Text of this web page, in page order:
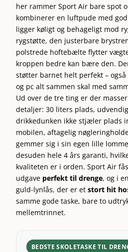
her rammer Sport Air bare spot
kombinerer en luftpude med
ligger køligt og behageligt mod
rygstøtte, den justerbare
polstrede hoftebælte flytter
kroppen bedre kan bære den.
støtter barnet helt perfekt –
og pc alt sammen skal med
Ud over de tre ting er der
detaljer: 30 liters plads,
drikkedunken ikke stjæler plads
mobilen, aftagelig
gemmer sig i sin egen lille
desuden hele 4 års garanti,
kvaliteten er i orden. Sport Airfås
udgave perfekt til drenge, og i
guld-lynlås, der eretstort hit
sammegode taske, bareto
mellemtrinnet.
BEDSTE SKOLETASKE TIL